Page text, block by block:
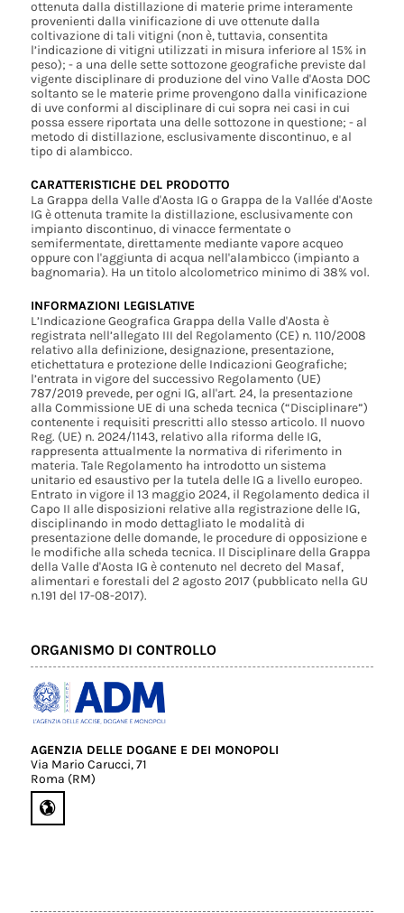
ottenuta dalla distillazione di materie prime interamente
provenienti dalla vinificazione di uve ottenute dalla
coltivazione di tali vitigni (non è, tuttavia, consentita
l’indicazione di vitigni utilizzati in misura inferiore al 15% in
peso); - a una delle sette sottozone geografiche previste dal
vigente disciplinare di produzione del vino Valle d'Aosta DOC
soltanto se le materie prime provengono dalla vinificazione
di uve conformi al disciplinare di cui sopra nei casi in cui
possa essere riportata una delle sottozone in questione; - al
metodo di distillazione, esclusivamente discontinuo, e al
tipo di alambicco.
CARATTERISTICHE DEL PRODOTTO
La Grappa della Valle d'Aosta IG o Grappa de la Vallée d'Aoste
IG è ottenuta tramite la distillazione, esclusivamente con
impianto discontinuo, di vinacce fermentate o
semifermentate, direttamente mediante vapore acqueo
oppure con l'aggiunta di acqua nell'alambicco (impianto a
bagnomaria). Ha un titolo alcolometrico minimo di 38% vol.
INFORMAZIONI LEGISLATIVE
L’Indicazione Geografica Grappa della Valle d'Aosta è
registrata nell’allegato III del Regolamento (CE) n. 110/2008
relativo alla definizione, designazione, presentazione,
etichettatura e protezione delle Indicazioni Geografiche;
l’entrata in vigore del successivo Regolamento (UE)
787/2019 prevede, per ogni IG, all'art. 24, la presentazione
alla Commissione UE di una scheda tecnica (“Disciplinare”)
contenente i requisiti prescritti allo stesso articolo. Il nuovo
Reg. (UE) n. 2024/1143, relativo alla riforma delle IG,
rappresenta attualmente la normativa di riferimento in
materia. Tale Regolamento ha introdotto un sistema
unitario ed esaustivo per la tutela delle IG a livello europeo.
Entrato in vigore il 13 maggio 2024, il Regolamento dedica il
Capo II alle disposizioni relative alla registrazione delle IG,
disciplinando in modo dettagliato le modalità di
presentazione delle domande, le procedure di opposizione e
le modifiche alla scheda tecnica. Il Disciplinare della Grappa
della Valle d'Aosta IG è contenuto nel decreto del Masaf,
alimentari e forestali del 2 agosto 2017 (pubblicato nella GU
n.191 del 17-08-2017).
ORGANISMO DI CONTROLLO
AGENZIA DELLE DOGANE E DEI MONOPOLI
Via Mario Carucci, 71
Roma (RM)